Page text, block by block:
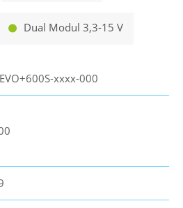
Dual Modul 3,3-15 V
xxxx-000